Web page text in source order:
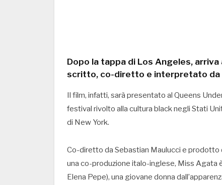
Dopo la tappa di Los Angeles,
scritto, co-diretto e interpretato da
Il film, infatti, sarà presentato al Queens
festival rivolto alla cultura black negli Stati
di New York.
Co-diretto da Sebastian Maulucci e prodotto
una co-produzione italo-inglese, Miss Agata
Elena Pepe), una giovane donna